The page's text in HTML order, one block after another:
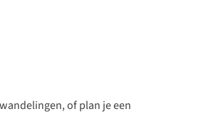
of plan je een